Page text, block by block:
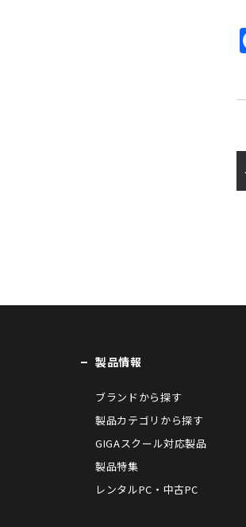
製品情報
ブランドから探す
製品カテゴリから探す
GIGAスクール対応製品
製品特集
レンタルPC・中古PC